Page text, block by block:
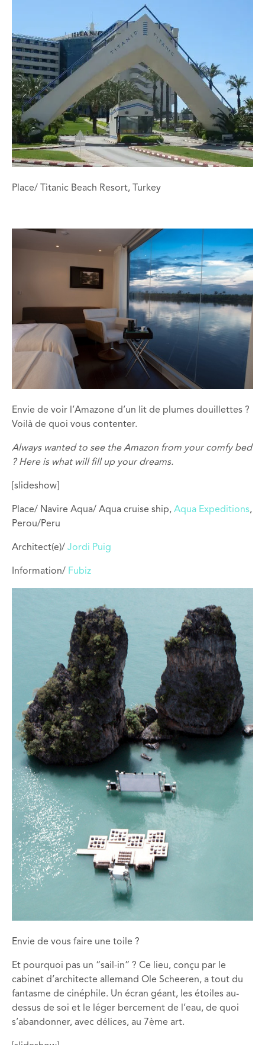
Place/ Titanic Beach Resort, Turkey
Envie de voir l’Amazone d’un lit de plumes douillettes ?
Voilà de quoi vous contenter.
Always wanted to see the Amazon from your comfy bed
? Here is what will fill up your dreams.
[slideshow]
Place/ Navire Aqua/ Aqua cruise ship, Aqua Expeditions,
Perou/Peru
Architect(e)/ Jordi Puig
Information/ Fubiz
Envie de vous faire une toile ?
Et pourquoi pas un “sail-in” ? Ce lieu, conçu par le
cabinet d’architecte allemand Ole Scheeren, a tout du
fantasme de cinéphile. Un écran géant, les étoiles au-
dessus de soi et le léger bercement de l’eau, de quoi
s’abandonner, avec délices, au 7ème art.